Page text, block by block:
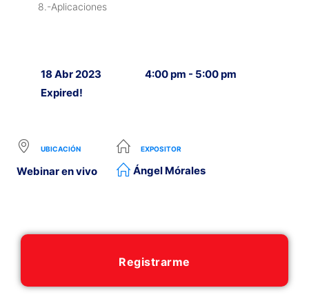
8.-Aplicaciones
18 Abr 2023
Expired!
4:00 pm - 5:00 pm
UBICACIÓN
Webinar en vivo
EXPOSITOR
Ángel Mórales
Registrarme